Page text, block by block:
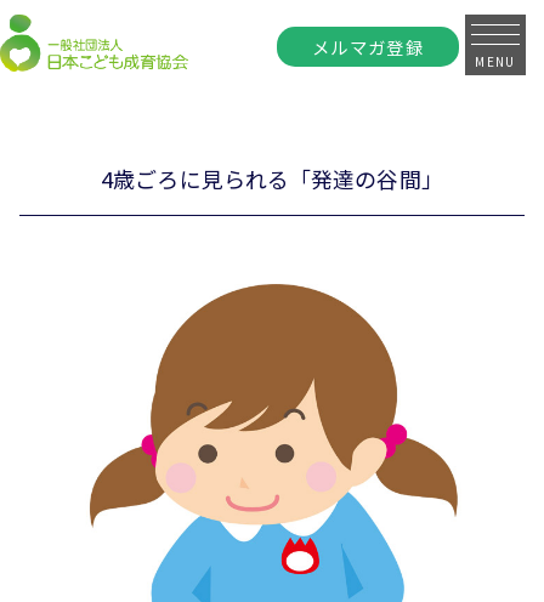
メルマガ登録
MENU
4歳ごろに見られる「発達の谷間」